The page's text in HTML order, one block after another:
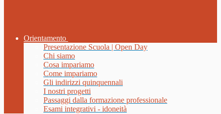
Orientamento
Presentazione Scuola | Open Day
Chi siamo
Cosa impariamo
Come impariamo
Gli indirizzi quinquennali
I nostri progetti
Passaggi dalla formazione professionale
Esami integrativi - idoneità